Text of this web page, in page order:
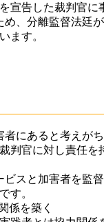
宣告した裁判官に
、分離監督法廷
ます。
にあると考えが
判官に対し責任を
スと加害者を監
す。
係を築く